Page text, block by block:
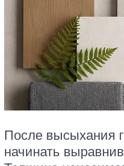
После высыхания
начинать